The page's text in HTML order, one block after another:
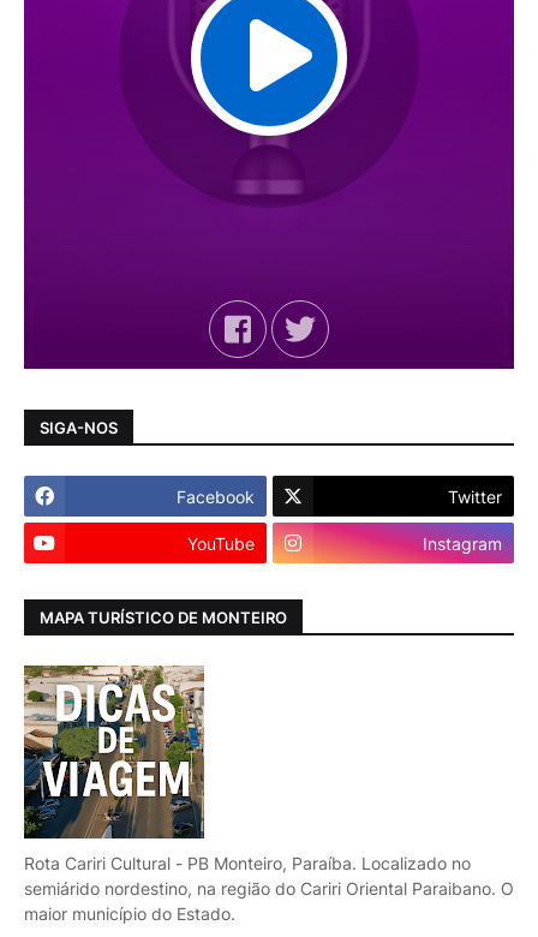
SIGA-NOS
Facebook Twitter
YouTube Instagram
MAPA TURÍSTICO DE MONTEIRO
Rota Cariri Cultural - PB Monteiro, Paraíba. Localizado no
semiárido nordestino, na região do Cariri Oriental Paraibano. O
maior município do Estado.